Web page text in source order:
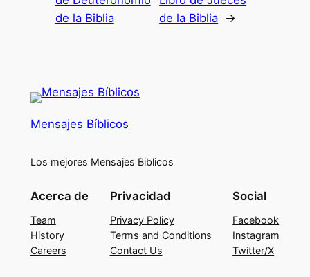
de la Biblia
de la Biblia →
Mensajes Bíblicos
Los mejores Mensajes Biblicos
Acerca de
Team
History
Careers
Privacidad
Privacy Policy
Terms and Conditions
Contact Us
Social
Facebook
Instagram
Twitter/X